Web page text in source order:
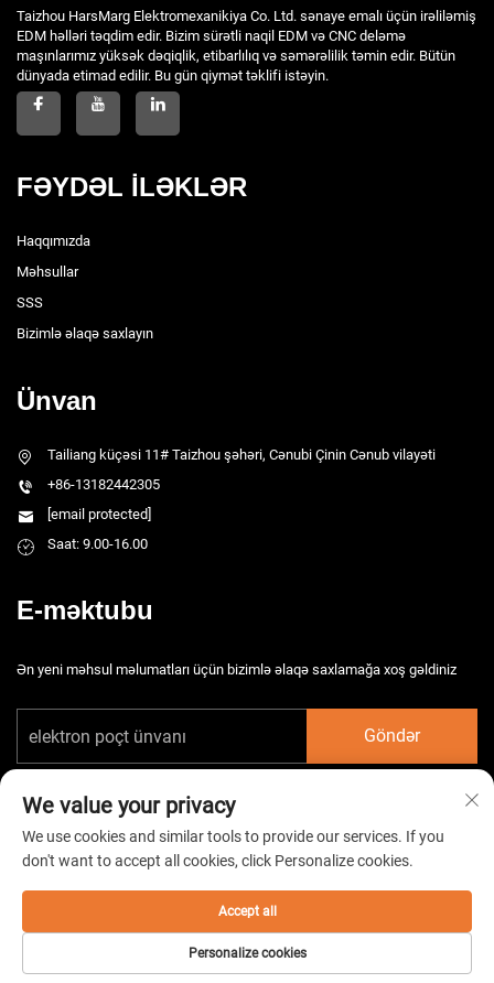
Taizhou HarsMarg Elektromexanikiya Co. Ltd. sənaye emalı üçün irəliləmiş
EDM həlləri təqdim edir. Bizim sürətli naqil EDM və CNC deləmə
maşınlarımız yüksək dəqiqlik, etibarlılıq və səmərəlilik təmin edir. Bütün
dünyada etimad edilir. Bu gün qiymət təklifi istəyin.
FƏYDƏL İLƏKLƏR
Haqqımızda
Məhsullar
SSS
Bizimlə əlaqə saxlayın
Ünvan
Tailiang küçəsi 11# Taizhou şəhəri, Cənubi Çinin Cənub vilayəti
+86-13182442305
[email protected]
Saat: 9.00-16.00
E-məktubu
Ən yeni məhsul məlumatları üçün bizimlə əlaqə saxlamağa xoş gəldiniz
Göndər
Copyright © 2026 Çin Taizhou HarsMarg Elektromexaniki Şirkəti Ltd. Bütün
hüquqlar qorunur. - Gizlilik Siyasəti
We value your privacy
We use cookies and similar tools to provide our services. If you
don't want to accept all cookies, click Personalize cookies.
Personalize cookies
Accept all